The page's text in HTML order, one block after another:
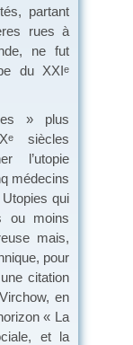
partant
rues à
ne fut
du XXIe
» plus
esiècles
l’utopie
médecins
qui
ou moins
mais,
pour
citation
en
« La
et la